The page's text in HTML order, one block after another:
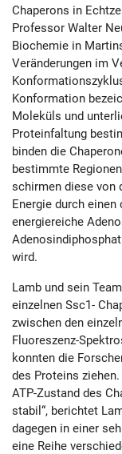
Chaperons in
Professor Walter
Biochemie in
Veränderungen im
Konformation
Moleküls und
Proteinfaltung
binden die
bestimmte
schirmen diese von
Energie durch
energiereiche
wird.
Lamb und sein
einzelnen Ssc1-
zwischen den
Fluoreszenz-
konnten die
des Proteins
ATP-Zustand des
stabil“, berichtet
dagegen in einer
eine Reihe